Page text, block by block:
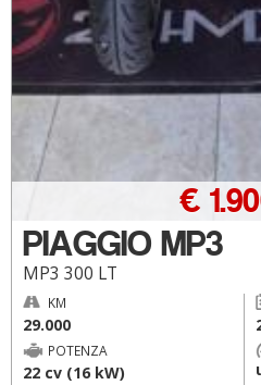
PIAGGIO MP3
MP3 300 LT
€
KM
29.000
POTENZA
22 cv (16 kW)